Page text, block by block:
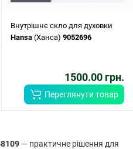
Внутрішнє скло для духовки
Hansa (Ханса) 9052696
1500.00 грн.
Переглянути товар
— практичне рішення для